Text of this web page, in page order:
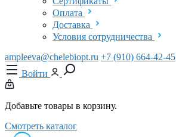
Оплата
Доставка
Условия сотрудничества
ampleeva@chelebiopt.ru +7 (910) 664-42-45
Войти
Добавьте товары в корзину.
Смотреть каталог